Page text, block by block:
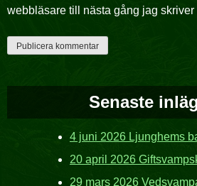
webbläsare till nästa gång jag skriver
Senaste
4 juni 2026 Ljunghems
20 april 2026
29 mars 2026